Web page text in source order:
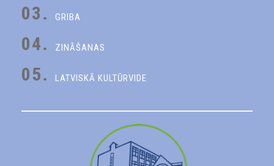
03. GRIBA
04. ZINĀŠANAS
05. LATVISKĀ KULTŪRVIDE